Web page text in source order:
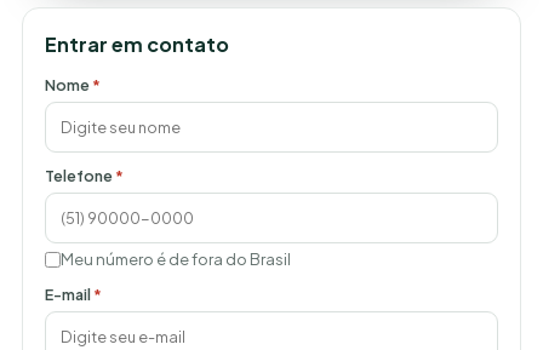
Entrar em contato
Nome*
Telefone*
Meu número é de fora do Brasil
E-mail*